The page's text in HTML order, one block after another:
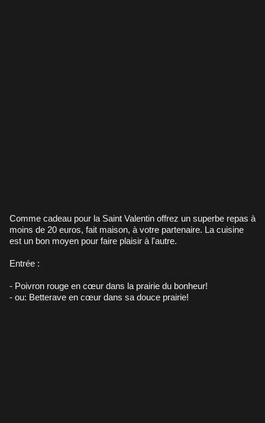
Comme cadeau pour la Saint Valentin offrez un superbe repas à
moins de 20 euros, fait maison, à votre partenaire. La cuisine
est un bon moyen pour faire plaisir à l'autre.
Entrée :
- Poivron rouge en cœur dans la prairie du bonheur!
- ou: Betterave en cœur dans sa douce prairie!